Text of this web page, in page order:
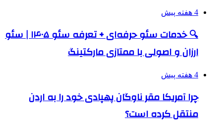
4 هفته پیش
🔍 خدمات سئو حرفه‌ای + تعرفه سئو ۱۴۰۵ | سئو
ارزان و اصولی با ممتازی مارکتینگ
4 هفته پیش
چرا آمریکا مقر ناوگان پهپادی خود را به اردن
منتقل کرده است؟